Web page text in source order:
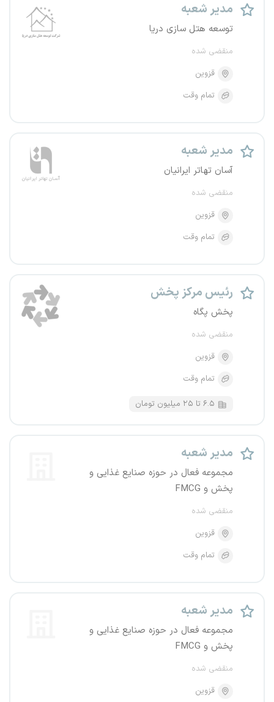
مدیر شعبه
توسعه هتل سازی دریا
منقضی شده
قزوین
تمام وقت
مدیر شعبه
آسان تهاتر ایرانیان
منقضی شده
قزوین
تمام وقت
رئیس مرکز پخش
پخش پگاه
منقضی شده
قزوین
تمام وقت
۶.۵ تا ۲۵ میلیون تومان
مدیر شعبه
مجموعه فعال در حوزه صنایع غذایی و
پخش و FMCG
منقضی شده
قزوین
تمام وقت
مدیر شعبه
مجموعه فعال در حوزه صنایع غذایی و
پخش و FMCG
منقضی شده
قزوین